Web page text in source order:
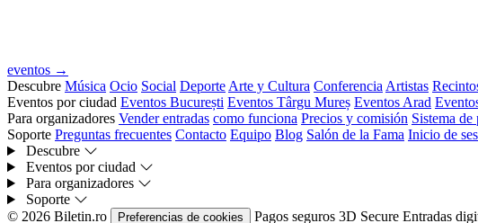
eventos →
Descubre Música Ocio Social Deporte Arte y Cultura Conferencia Artistas
Eventos por ciudad Eventos București Eventos Târgu Mureș Eventos Arad
Para organizadores Vender entradas como funciona Precios y comisión Sistema
Soporte Preguntas frecuentes Contacto Equipo Blog Salón de la Fama Inicio de
Descubre
Eventos por ciudad
Para organizadores
Soporte
© 2026 Biletin.ro
Preferencias de cookies Pagos seguros 3D Secure Entradas